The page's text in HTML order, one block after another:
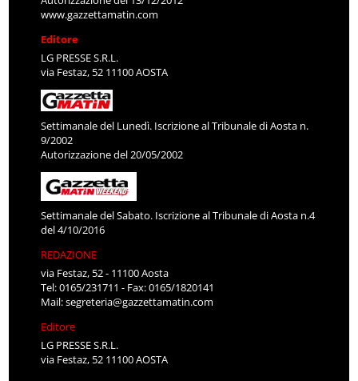
www.gazzettamatin.com
Editore
LG PRESSE S.R.L.
via Festaz, 52 11100 AOSTA
Settimanale del Lunedì. Iscrizione al Tribunale di Aosta n.
9/2002
Autorizzazione del 20/05/2002
Settimanale del Sabato. Iscrizione al Tribunale di Aosta n.4
del 4/10/2016
REDAZIONE
via Festaz, 52 - 11100 Aosta
Tel: 0165/231711 - Fax: 0165/1820141
Mail:segreteria@gazzettamatin.com
Editore
LG PRESSE S.R.L.
via Festaz, 52 11100 AOSTA